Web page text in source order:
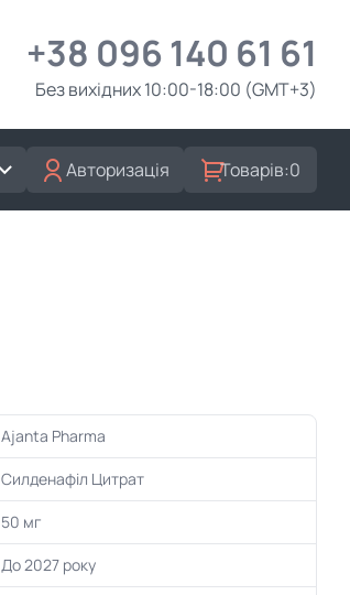
+38 096 140 61 61
Без вихідних 10:00-18:00 (GMT+3)
Авторизація Товарів:0
Ajanta Pharma
Силденафіл Цитрат
50 мг
До 2027 року